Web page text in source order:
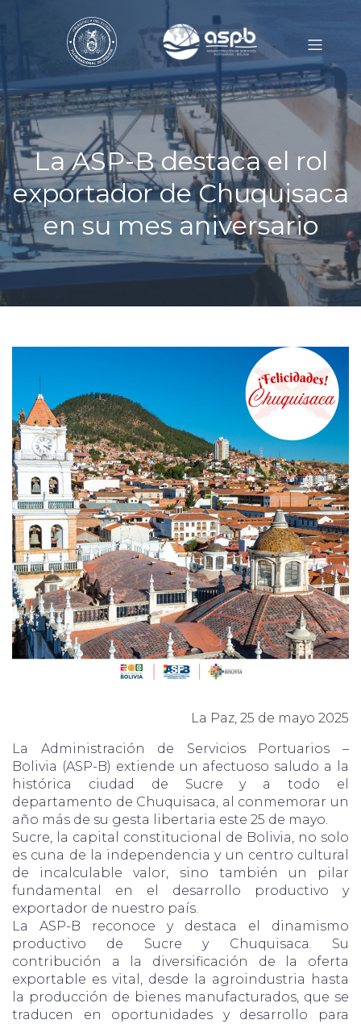
La ASP-B destaca el rol
exportador de Chuquisaca
en su mes aniversario
La Paz, 25 de mayo 2025
La Administración de Servicios Portuarios –
Bolivia (ASP-B) extiende un afectuoso saludo a la
histórica ciudad de Sucre y a todo el
departamento de Chuquisaca, al conmemorar un
año más de su gesta libertaria este 25 de mayo.
Sucre, la capital constitucional de Bolivia, no solo
es cuna de la independencia y un centro cultural
de incalculable valor, sino también un pilar
fundamental en el desarrollo productivo y
exportador de nuestro país.
La ASP-B reconoce y destaca el dinamismo
productivo de Sucre y Chuquisaca. Su
contribución a la diversificación de la oferta
exportable es vital, desde la agroindustria hasta
la producción de bienes manufacturados, que se
traducen en oportunidades y desarrollo para